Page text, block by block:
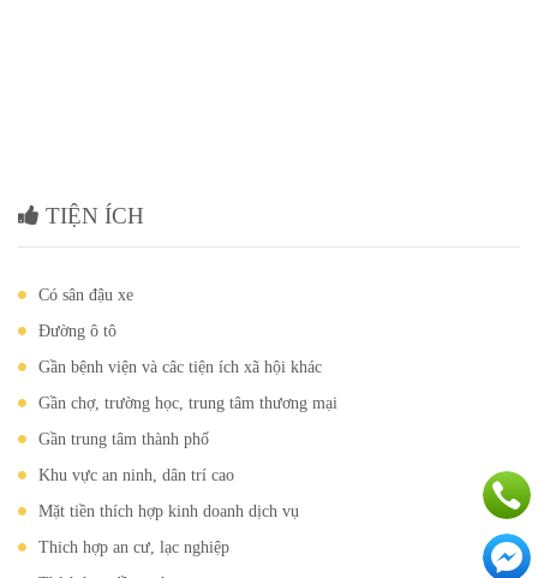
TIỆN ÍCH
Có sân đậu xe
Đường ô tô
Gần bệnh viện và câc tiện ích xã hội khác
Gần chợ, trường học, trung tâm thương mại
Gần trung tâm thành phố
Khu vực an ninh, dân trí cao
Mặt tiền thích hợp kinh doanh dịch vụ
Thich hợp an cư, lạc nghiệp